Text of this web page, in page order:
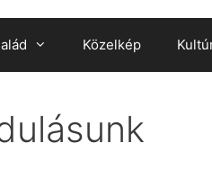
Közelkép